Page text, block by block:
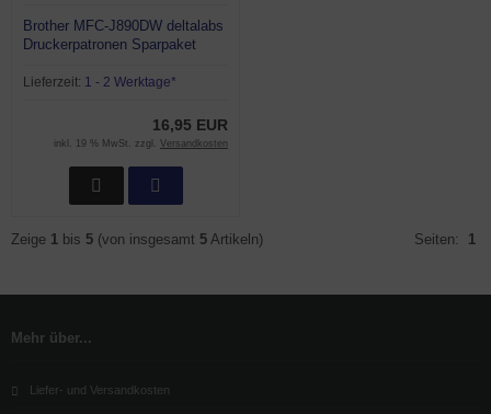
Brother MFC-J890DW deltalabs
Druckerpatronen Sparpaket
Lieferzeit: 1 - 2 Werktage*
16,95 EUR
inkl. 19 % MwSt. zzgl. Versandkosten
Zeige 1 bis 5 (von insgesamt 5 Artikeln) Seiten: 1
Mehr über...
Liefer- und Versandkosten